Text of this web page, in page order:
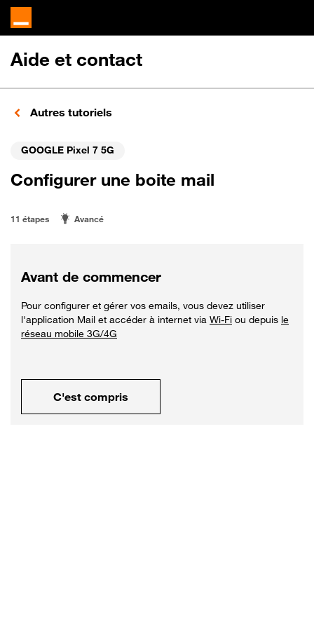
Aide et contact
Autres tutoriels
GOOGLE Pixel 7 5G
Configurer une boite mail
11 étapes Avancé
Avant de commencer
Pour configurer et gérer vos emails, vous devez utiliser
l'application Mail et accéder à internet via Wi-Fi ou depuis le
réseau mobile 3G/4G
C'est compris